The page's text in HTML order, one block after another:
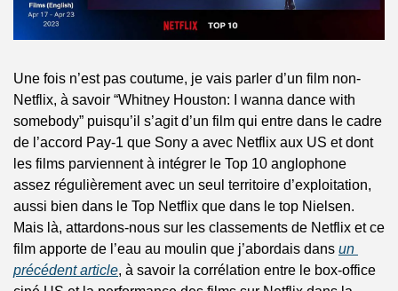
Une fois n’est pas coutume, je vais parler d’un film non-
Netflix, à savoir “Whitney Houston: I wanna dance with
somebody” puisqu’il s’agit d’un film qui entre dans le cadre
de l’accord Pay-1 que Sony a avec Netflix aux US et dont
les films parviennent à intégrer le Top 10 anglophone
assez régulièrement avec un seul territoire d’exploitation,
aussi bien dans le Top Netflix que dans le top Nielsen.
Mais là, attardons-nous sur les classements de Netflix et ce
film apporte de l’eau au moulin que j’abordais dans un
précédent article, à savoir la corrélation entre le box-office